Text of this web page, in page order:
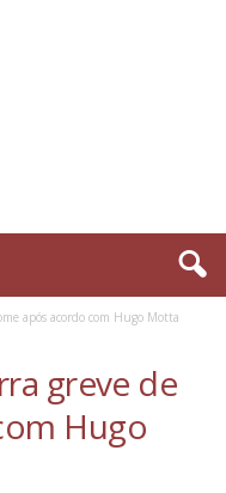
após acordo com Hugo Motta
greve de
Hugo